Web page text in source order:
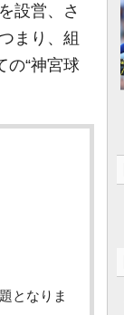
設営、さ
まり、組
の“神宮球
となりま